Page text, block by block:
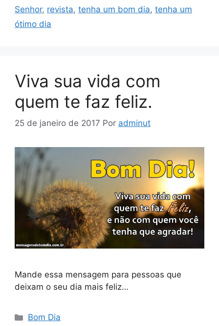
Senhor, revista, tenha um bom dia, tenha um
ótimo dia
Viva sua vida com
quem te faz feliz.
25 de janeiro de 2017 Por adminut
Mande essa mensagem para pessoas que
deixam o seu dia mais feliz…
Categorias
Bom Dia